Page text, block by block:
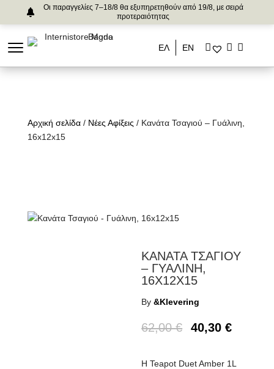
Οι παραγγελίες 7–18/8 θα εξυπηρετηθούν από 19/8, με σειρά
προτεραιότητας
ΕΛ ΕΝ
Αρχική σελίδα/ Νέες Αφίξεις / Κανάτα Τσαγιού – Γυάλινη,
16x12x15
ΚΑΝΑΤΑ ΤΣΑΓΙΟΥ
– ΓΥΑΛΙΝΗ,
16X12X15
By&Klevering
62,00€ 40,30€
Η Teapot Duet Amber 1L